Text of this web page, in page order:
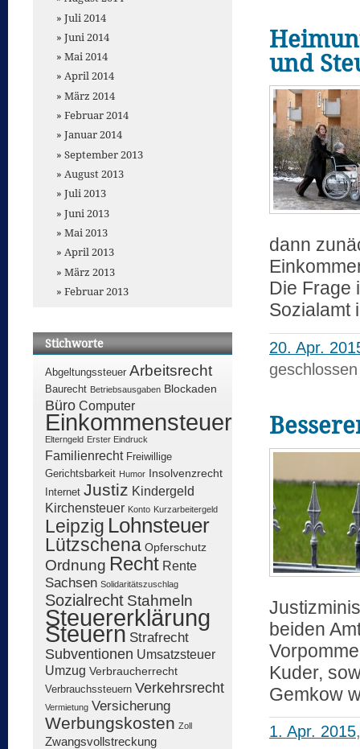
und
dann
Die Frage
20. Apr.
geschlossen
beiden
Kuder,
Gemkow
1. Apr. 2015
Juli 2014
Juni 2014
Mai 2014
April 2014
März 2014
Februar 2014
Januar 2014
September 2013
August 2013
Juli 2013
Juni 2013
Mai 2013
April 2013
März 2013
Februar 2013
Stichworte
Abgeltungssteuer Arbeitsrecht
Baurecht Betriebsausgaben Blockaden
Büro Computer
Einkommensteuer
Elterngeld Erster Eindruck
Familienrecht Freiwillige
Gerichtsbarkeit Humor Insolvenzrecht
Internet Justiz Kindergeld
Kirchensteuer Konto Kurzarbeitergeld
Leipzig Lohnsteuer
Lützschena Opferschutz
Ordnung Recht Rente
Sachsen Solidaritätszuschlag
Sozialrecht Stahmeln
Steuererklärung
Steuern Strafrecht
Subventionen Umsatzsteuer
Umzug Verbraucherrecht
Verbrauchssteuern Verkehrsrecht
Vermietung Versicherung
Werbungskosten Zoll
Zwangsvollstreckung